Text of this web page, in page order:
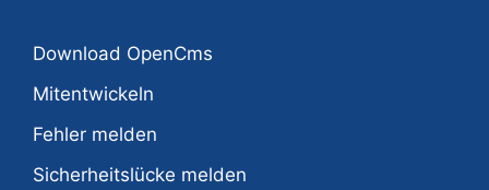
Download OpenCms
Mitentwickeln
Fehler melden
Sicherheitslücke melden